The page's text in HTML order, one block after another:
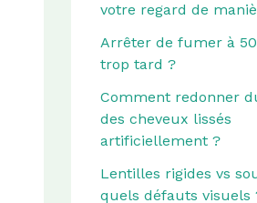
votre regard de
Arrêter de fumer à
trop tard ?
Comment redonner
des cheveux lissés
artificiellement ?
Lentilles rigides vs
quels défauts visuels